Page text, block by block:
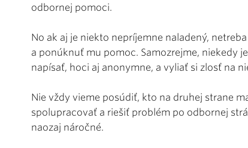
odbornej pomoci.
No ak aj je niekto nepríjemne naladený,
a ponúknuť mu pomoc. Samozrejme, niekedy
napísať, hoci aj anonymne, a vyliať si zlosť na
Nie vždy vieme posúdiť, kto na druhej strane
spolupracovať a riešiť problém po odbornej
naozaj náročné.